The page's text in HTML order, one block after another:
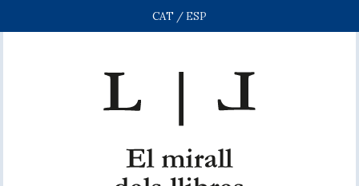
CAT / ESP